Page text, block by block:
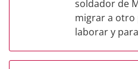
soldador de
migrar a otro
laborar y